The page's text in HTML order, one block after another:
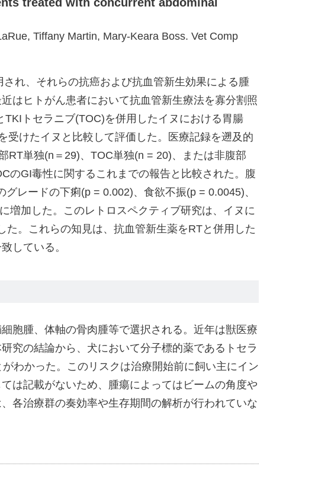
Tiffany Martin, Mary-Keara Boss. Vet Comp
れ、それらの抗癌および抗血管新生効果による腫
はヒトがん患者において抗血管新生療法を寡分割照
トセラニブ(TOC)を併用したイヌにおける胃腸
受けたイヌと比較して評価した。医療記録を遡及的
RT単独(n＝29)、TOC単独(n = 20)、または非腹部
のGI毒性に関するこれまでの報告と比較された。腹
レードの下痢(p = 0.002)、食欲不振(p = 0.0045)、
増加した。このレトロスペクティブ研究は、イヌに
。これらの知見は、抗血管新生薬をRTと併用した
している。
胞腫、体軸の骨肉腫等で選択される。近年は獣医療
究の結論から、犬において分子標的薬であるトセラ
わかった。このリスクは治療開始前に飼い主にイン
は記載がないため、腫瘍によってはビームの角度や
各治療群の奏効率や生存期間の解析が行われていな